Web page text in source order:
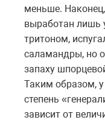
меньше.
выработан лишь
тритоном,
саламандры, но
запаху
Таким образом,
степень
зависит от